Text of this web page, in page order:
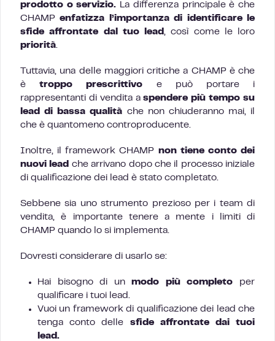
prodotto o servizio. La differenza principale è che
CHAMPenfatizza l’importanza di identificare le
sfide affrontate dal tuo lead , così come le loro
priorità.
Tuttavia, una delle maggiori critiche a CHAMP è che
ètroppo prescrittivo e può portare i
rappresentanti di vendita aspendere più tempo su
lead di bassa qualità che non chiuderanno mai, il
che è quantomeno controproducente.
Inoltre, il framework CHAMP non tiene conto dei
nuovi lead che arrivano dopo che il processo iniziale
di qualificazione dei lead è stato completato.
Sebbene sia uno strumento prezioso per i team di
vendita, è importante tenere a mente i limiti di
CHAMP quando lo si implementa.
Dovresti considerare di usarlo se:
Hai bisogno di unmodo più completo per
qualificare i tuoi lead.
Vuoi un framework di qualificazione dei lead che
tenga conto delle sfide affrontate dai tuoi
lead.